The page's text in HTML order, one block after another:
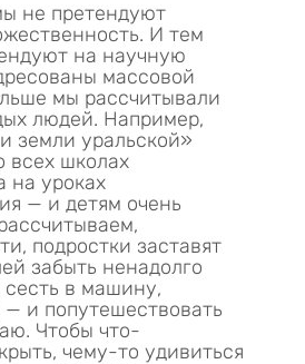
не претендуют
И тем
на научную
массовой
мы рассчитывали
людей. Например,
земли уральской»
всех школах
на уроках
— и детям очень
подростки заставят
забыть ненадолго
сесть в машину,
— и попутешествовать
Чтобы что-
чему-то удивиться